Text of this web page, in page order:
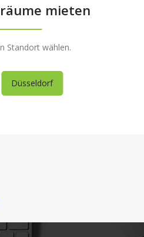
mieten
Standort wählen.
Düsseldorf